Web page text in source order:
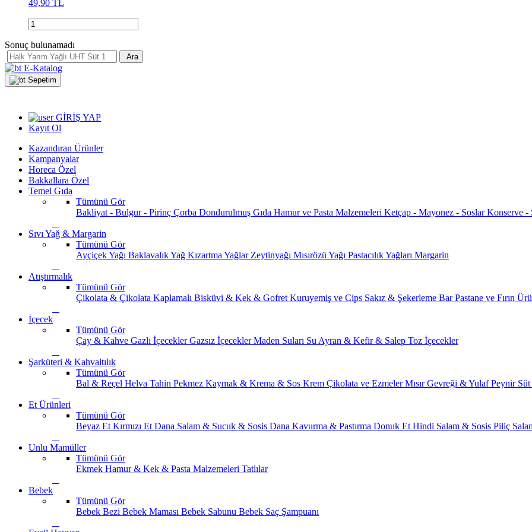
49,90 TL
Sonuç bulunamadı
Ara
E-Katalog
Sepetim
GİRİŞ YAP
Kayıt Ol
Kazandıran Ürünler
Kampanyalar
Horeca Özel
Bakkallara Özel
Temel Gıda
Tümünü Gör
Bakliyat - Bulgur - Pirinç Çorba Dondurulmuş Gıda Hamur ve Pasta Malzemeleri Ketçap - Mayonez - SoslarKonserve -
Sıvı Yağ & Margarin
Tümünü Gör
Ayçiçek Yağı Baklavalık Yağ Kızartma Yağlar Zeytinyağı Mısırözü Yağı Pastacılık Yağları Margarin
Atıştırmalık
Tümünü Gör
Çikolata & Çikolata Kaplamalı Bisküvi & Kek & Gofret Kuruyemiş ve Cips Sakız & Şekerleme BarPastane ve Fırın
İçecek
Tümünü Gör
Çay & Kahve Gazlı İçeceklerGazsız İçeceklerMaden Suları Su Ayran & Kefir & Salep Toz İçecekler
Şarküteri & Kahvaltılık
Tümünü Gör
Bal & Reçel Helva Tahin Pekmez Kaymak & Krema & Sos Krem Çikolata ve EzmelerMısır Gevreği & YulafPeynir
Et Ürünleri
Tümünü Gör
Beyaz Et Kırmızı Et Dana Salam & Sucuk & Sosis Dana Kavurma & Pastırma Donuk Et Hindi Salam & Sosis Piliç
Unlu Mamüller
Tümünü Gör
Ekmek Hamur & Kek & Pasta Malzemeleri Tatlılar
Bebek
Tümünü Gör
Bebek Bezi Bebek Maması Bebek Sabunu Bebek Saç Şampuanı